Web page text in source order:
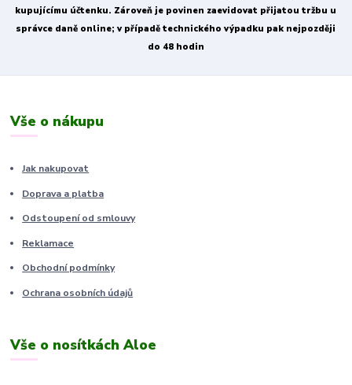
kupujícímu účtenku. Zároveň je povinen zaevidovat přijatou tržbu u
správce daně online; v případě technického výpadku pak nejpozději
do 48 hodin
Vše o nákupu
Jak nakupovat
Doprava a platba
Odstoupení od smlouvy
Reklamace
Obchodní podmínky
Ochrana osobních údajů
Vše o nosítkách Aloe